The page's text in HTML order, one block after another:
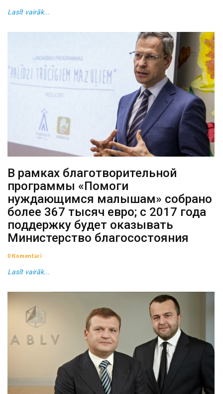
Lasīt vairāk...
В рамках благотворительной
программы «Помоги
нуждающимся малышам» собрано
более 367 тысяч евро; с 2017 года
поддержку будет оказывать
Министерство благосостояния
0 Komentāri
Lasīt vairāk...